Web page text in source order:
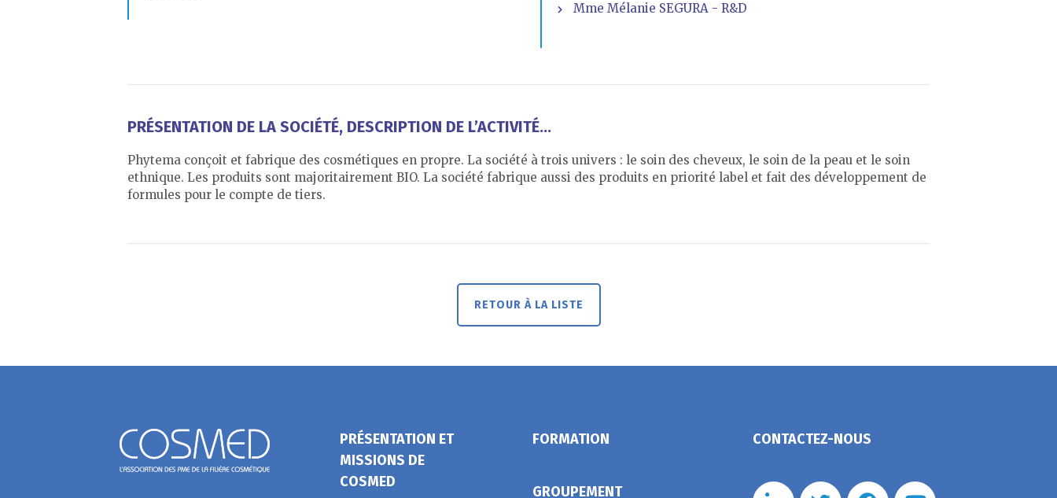
Mme Mélanie SEGURA - R&D
PRÉSENTATION DE LA SOCIÉTÉ, DESCRIPTION DE L’ACTIVITÉ...
Phytema conçoit et fabrique des cosmétiques en propre. La société à trois univers : le soin des cheveux, le soin de la peau et le soin
ethnique. Les produits sont majoritairement BIO. La société fabrique aussi des produits en priorité label et fait des développement de
formules pour le compte de tiers.
RETOUR À LA LISTE
PRÉSENTATION ET
MISSIONS DE
COSMED
FORMATION
GROUPEMENT
CONTACTEZ-NOUS